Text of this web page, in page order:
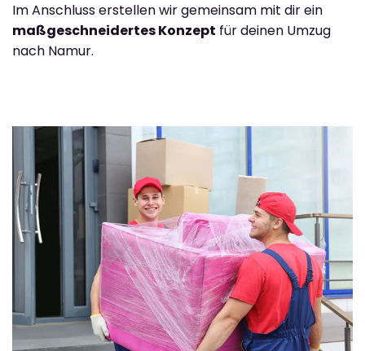
Im Anschluss erstellen wir gemeinsam mit dir ein
maßgeschneidertes Konzept für deinen Umzug
nach Namur.